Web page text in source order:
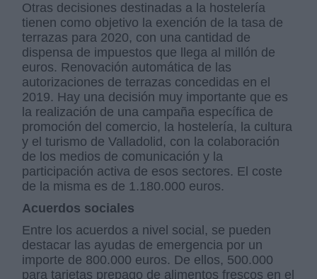
Otras decisiones destinadas a la hostelería
tienen como objetivo la exención de la tasa de
terrazas para 2020, con una cantidad de
dispensa de impuestos que llega al millón de
euros. Renovación automática de las
autorizaciones de terrazas concedidas en el
2019. Hay una decisión muy importante que es
la realización de una campaña específica de
promoción del comercio, la hostelería, la cultura
y el turismo de Valladolid, con la colaboración
de los medios de comunicación y la
participación activa de esos sectores. El coste
de la misma es de 1.180.000 euros.
Acuerdos sociales
Entre los acuerdos a nivel social, se pueden
destacar las ayudas de emergencia por un
importe de 800.000 euros. De ellos, 500.000
para tarjetas prepago de alimentos frescos en el